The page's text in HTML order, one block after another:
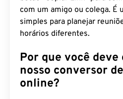
com um amigo ou colega. É
simples para planejar
horários diferentes.
Por que você
nosso conversor
online?